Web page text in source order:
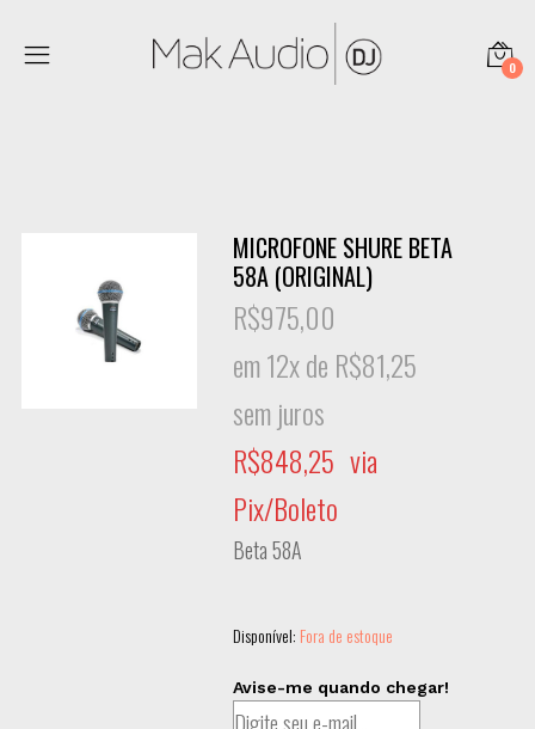
0
MICROFONE SHURE BETA
58A (ORIGINAL)
R$975,00
em 12x de R$81,25
sem juros
R$848,25 via
Pix/Boleto
Beta 58A
Disponível: Fora de estoque
Avise-me quando chegar!